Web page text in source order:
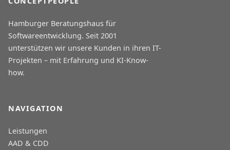
Hamburger Beratungshaus für
Softwareentwicklung. Seit 2001
unterstützen wir unsere Kunden in ihren IT-
Projekten – mit Erfahrung und KI-Know-
how.
NAVIGATION
Leistungen
AAD & CDD